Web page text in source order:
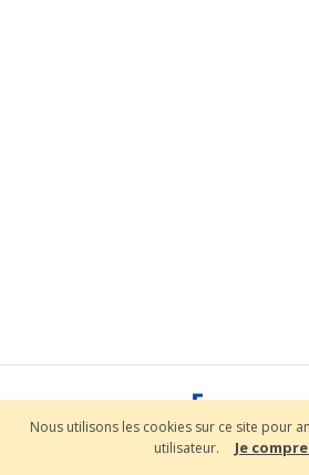
Nous utilisons les cookies sur ce site pour
utilisateur.
Je